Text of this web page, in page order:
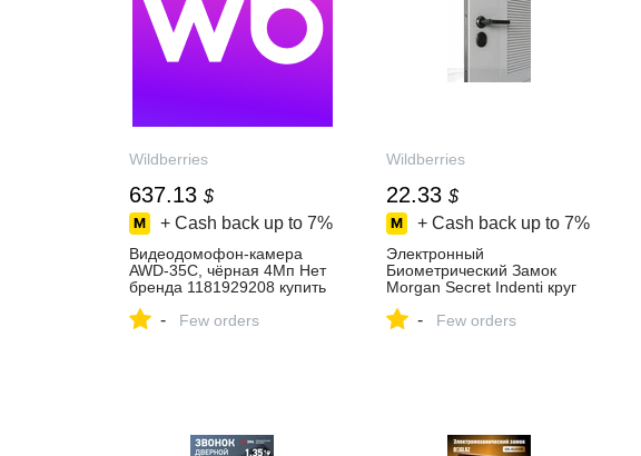
Wildberries
637.13 $
+ Cash back up to 7%
Видеодомофон-камера
AWD-35C, чёрная 4Мп Нет
бренда 1181929208 купить
интернет‑магазине
- Few orders
Wildberries
22.33 $
+ Cash back up to 7%
Электронный
Биометрический Замок
Morgan Secret Indenti круг
купить за 1 682 ₽ в
- Few orders